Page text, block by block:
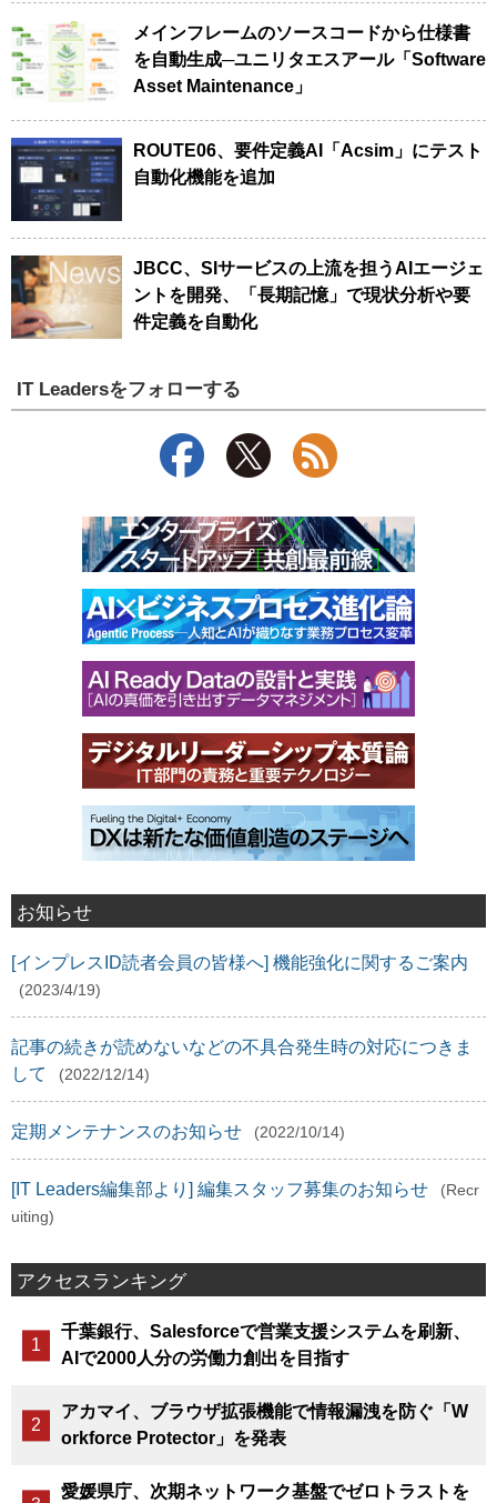
メインフレームのソースコードから仕様書
を自動生成─ユニリタエスアール「Software
Asset Maintenance」
ROUTE06、要件定義AI「Acsim」にテスト
自動化機能を追加
JBCC、SIサービスの上流を担うAIエージェ
ントを開発、「長期記憶」で現状分析や要
件定義を自動化
IT Leadersをフォローする
お知らせ
[インプレスID読者会員の皆様へ] 機能強化に関するご案内
(2023/4/19)
記事の続きが読めないなどの不具合発生時の対応につきま
して
(2022/12/14)
定期メンテナンスのお知らせ (2022/10/14)
[IT Leaders編集部より] 編集スタッフ募集のお知らせ
(Recr
uiting)
アクセスランキング
千葉銀行、Salesforceで営業支援システムを刷新、
AIで2000人分の労働力創出を目指す
アカマイ、ブラウザ拡張機能で情報漏洩を防ぐ「W
orkforce Protector」を発表
愛媛県庁、次期ネットワーク基盤でゼロトラストを